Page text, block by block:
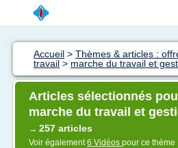
Accueil > Thèmes & articles :
travail > marche du travail et
Articles sélectionnés
marche du travail et
→ 257 articles
Voir également6 Vidéos pour ce thème